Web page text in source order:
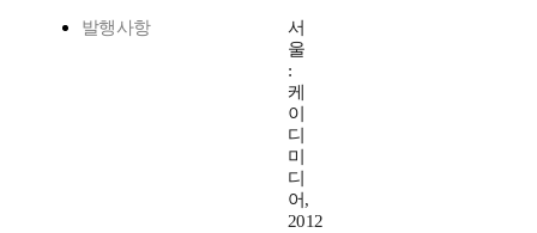
발행사항
서
울
:
케
이
디
미
디
어,
2012